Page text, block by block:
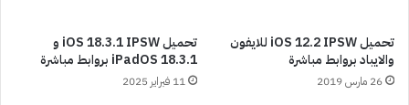
تحميل iOS 12.2 IPSW للايفون
والايباد بروابط مباشرة
26 مارس 2019
تحميل iOS 18.3.1 IPSW و
iPadOS 18.3.1 بروابط مباشرة
11 فبراير 2025